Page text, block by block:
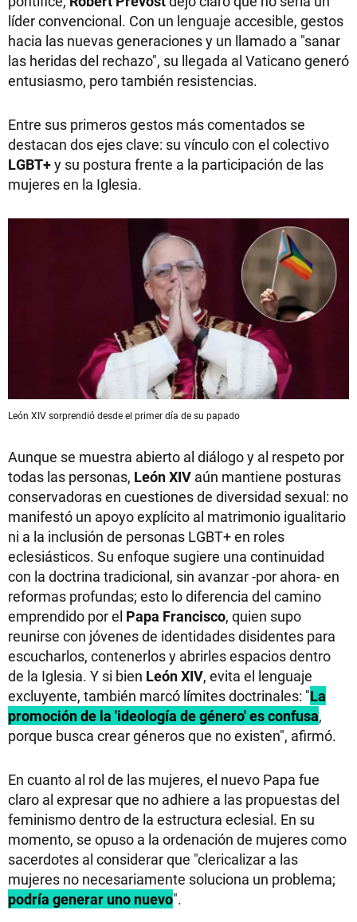
líder convencional. Con un lenguaje accesible, gestos
hacia las nuevas generaciones y un llamado a "sanar
las heridas del rechazo", su llegada al Vaticano generó
entusiasmo, pero también resistencias.
Entre sus primeros gestos más comentados se
destacan dos ejes clave: su vínculo con el colectivo
LGBT+y su postura frente a la participación de las
mujeres en la Iglesia.
León XIV sorprendió desde el primer día de su papado
Aunque se muestra abierto al diálogo y al respeto por
todas las personas, León XIV aún mantiene posturas
conservadoras en cuestiones de diversidad sexual: no
manifestó un apoyo explícito al matrimonio igualitario
ni a la inclusión de personas LGBT+ en roles
eclesiásticos. Su enfoque sugiere una continuidad
con la doctrina tradicional, sin avanzar -por ahora- en
reformas profundas; esto lo diferencia del camino
emprendido por el Papa Francisco, quien supo
reunirse con jóvenes de identidades disidentes para
escucharlos, contenerlos y abrirles espacios dentro
de la Iglesia. Y si bien León XIV, evita el lenguaje
excluyente, también marcó límites doctrinales: "La
promoción de la 'ideología de género' es confusa,
porque busca crear géneros que no existen", afirmó.
En cuanto al rol de las mujeres, el nuevo Papa fue
claro al expresar que no adhiere a las propuestas del
feminismo dentro de la estructura eclesial. En su
momento, se opuso a la ordenación de mujeres como
sacerdotes al considerar que "clericalizar a las
mujeres no necesariamente soluciona un problema;
podría generar uno nuevo".